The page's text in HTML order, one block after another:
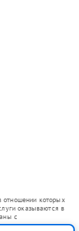
отношении которых
оказываются в
с